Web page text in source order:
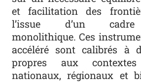
et facilitation des
l’issue d’un cadre
monolithique. Ces
accéléré sont calibrés à
propres aux
nationaux, régionaux et